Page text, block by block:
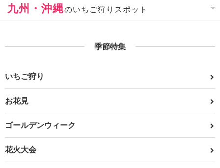
九州・沖縄のいちご狩りスポット
季節特集
いちご狩り
お花見
ゴールデンウィーク
花火大会